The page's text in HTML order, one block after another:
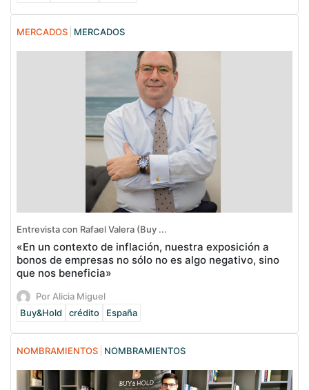
MERCADOS MERCADOS
Entrevista con Rafael Valera (Buy ...
«En un contexto de inflación, nuestra exposición a
bonos de empresas no sólo no es algo negativo, sino
que nos beneficia»
Por Alicia Miguel
Buy&Hold
crédito España
NOMBRAMIENTOS NOMBRAMIENTOS